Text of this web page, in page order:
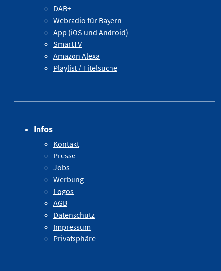
DAB+
Webradio für Bayern
App (iOS und Android)
SmartTV
Amazon Alexa
Playlist / Titelsuche
Infos
Kontakt
Presse
Jobs
Werbung
Logos
AGB
Datenschutz
Impressum
Privatsphäre